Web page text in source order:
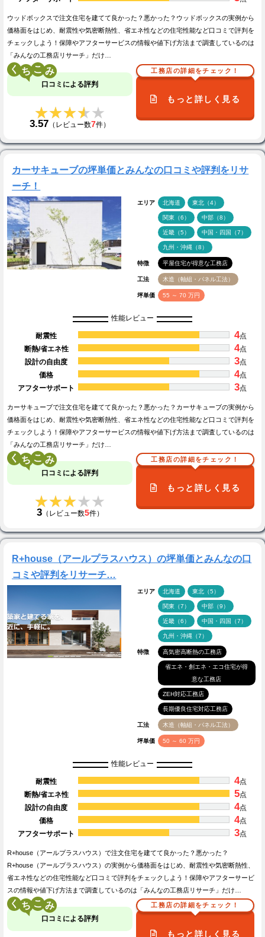
ウッドボックスで注文住宅を建てて良かった？悪かった？ウッドボックスの実例から
価格面をはじめ、耐震性や気密断熱性、省エネ性などの住宅性能など口コミで評判を
チェックしよう！保障やアフターサービスの情報や値下げ方法まで調査しているのは
「みんなの工務店リサーチ」だけ…
く こ
口コミによる評判
★★★★★
★★★★★
3.57 （レビュー数7件）
工務店の詳細をチェック！
もっと詳しく見る
カーサキューブの坪単価とみんなの口コミや評判をリサ
ーチ！
エリア 北海道 東北（4）
関東（6） 中部（8）
近畿（5） 中国・四国（7）
九州・沖縄（8）
特徴 平屋住宅が得意な工務店
工法 木造（軸組・パネル工法）
坪単価 55 ～ 70 万円
性能レビュー
耐震性 4点
断熱/省エネ性
4点
設計の自由度
3点
価格
4点
アフターサポート
3点
カーサキューブで注文住宅を建てて良かった？悪かった？カーサキューブの実例から
価格面をはじめ、耐震性や気密断熱性、省エネ性などの住宅性能など口コミで評判を
チェックしよう！保障やアフターサービスの情報や値下げ方法まで調査しているのは
「みんなの工務店リサーチ」だけ…
く こ
口コミによる評判
★★★★★
★★★★★
3（レビュー数5件）
工務店の詳細をチェック！
もっと詳しく見る
R+house（アールプラスハウス）の坪単価とみんなの口
コミや評判をリサーチ…
エリア 北海道 東北（5）
関東（7） 中部（9）
近畿（6） 中国・四国（7）
九州・沖縄（7）
特徴 高気密高断熱の工務店
省エネ・創エネ・エコ住宅が得
意な工務店
ZEH対応工務店
長期優良住宅対応工務店
工法 木造（軸組・パネル工法）
坪単価 50 ～ 60 万円
性能レビュー
耐震性 4点
断熱/省エネ性
5点
設計の自由度
4点
価格
4点
アフターサポート
3点
R+house（アールプラスハウス）で注文住宅を建てて良かった？悪かった？
R+house（アールプラスハウス）の実例から価格面をはじめ、耐震性や気密断熱性、
省エネ性などの住宅性能など口コミで評判をチェックしよう！保障やアフターサービ
スの情報や値下げ方法まで調査しているのは「みんなの工務店リサーチ」だけ…
く こ
口コミによる評判
工務店の詳細をチェック！
もっと詳しく見る